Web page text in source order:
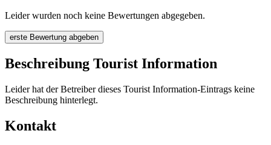
Leider wurden noch keine Bewertungen abgegeben.
erste Bewertung abgeben
Beschreibung Tourist Information
Leider hat der Betreiber dieses Tourist Information-Eintrags keine
Beschreibung hinterlegt.
Kontakt